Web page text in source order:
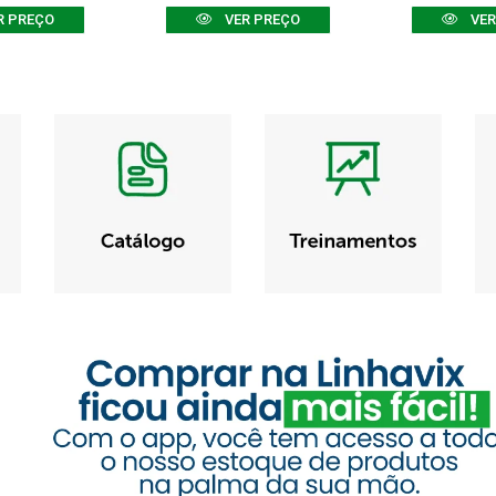
PREÇO VER PREÇO